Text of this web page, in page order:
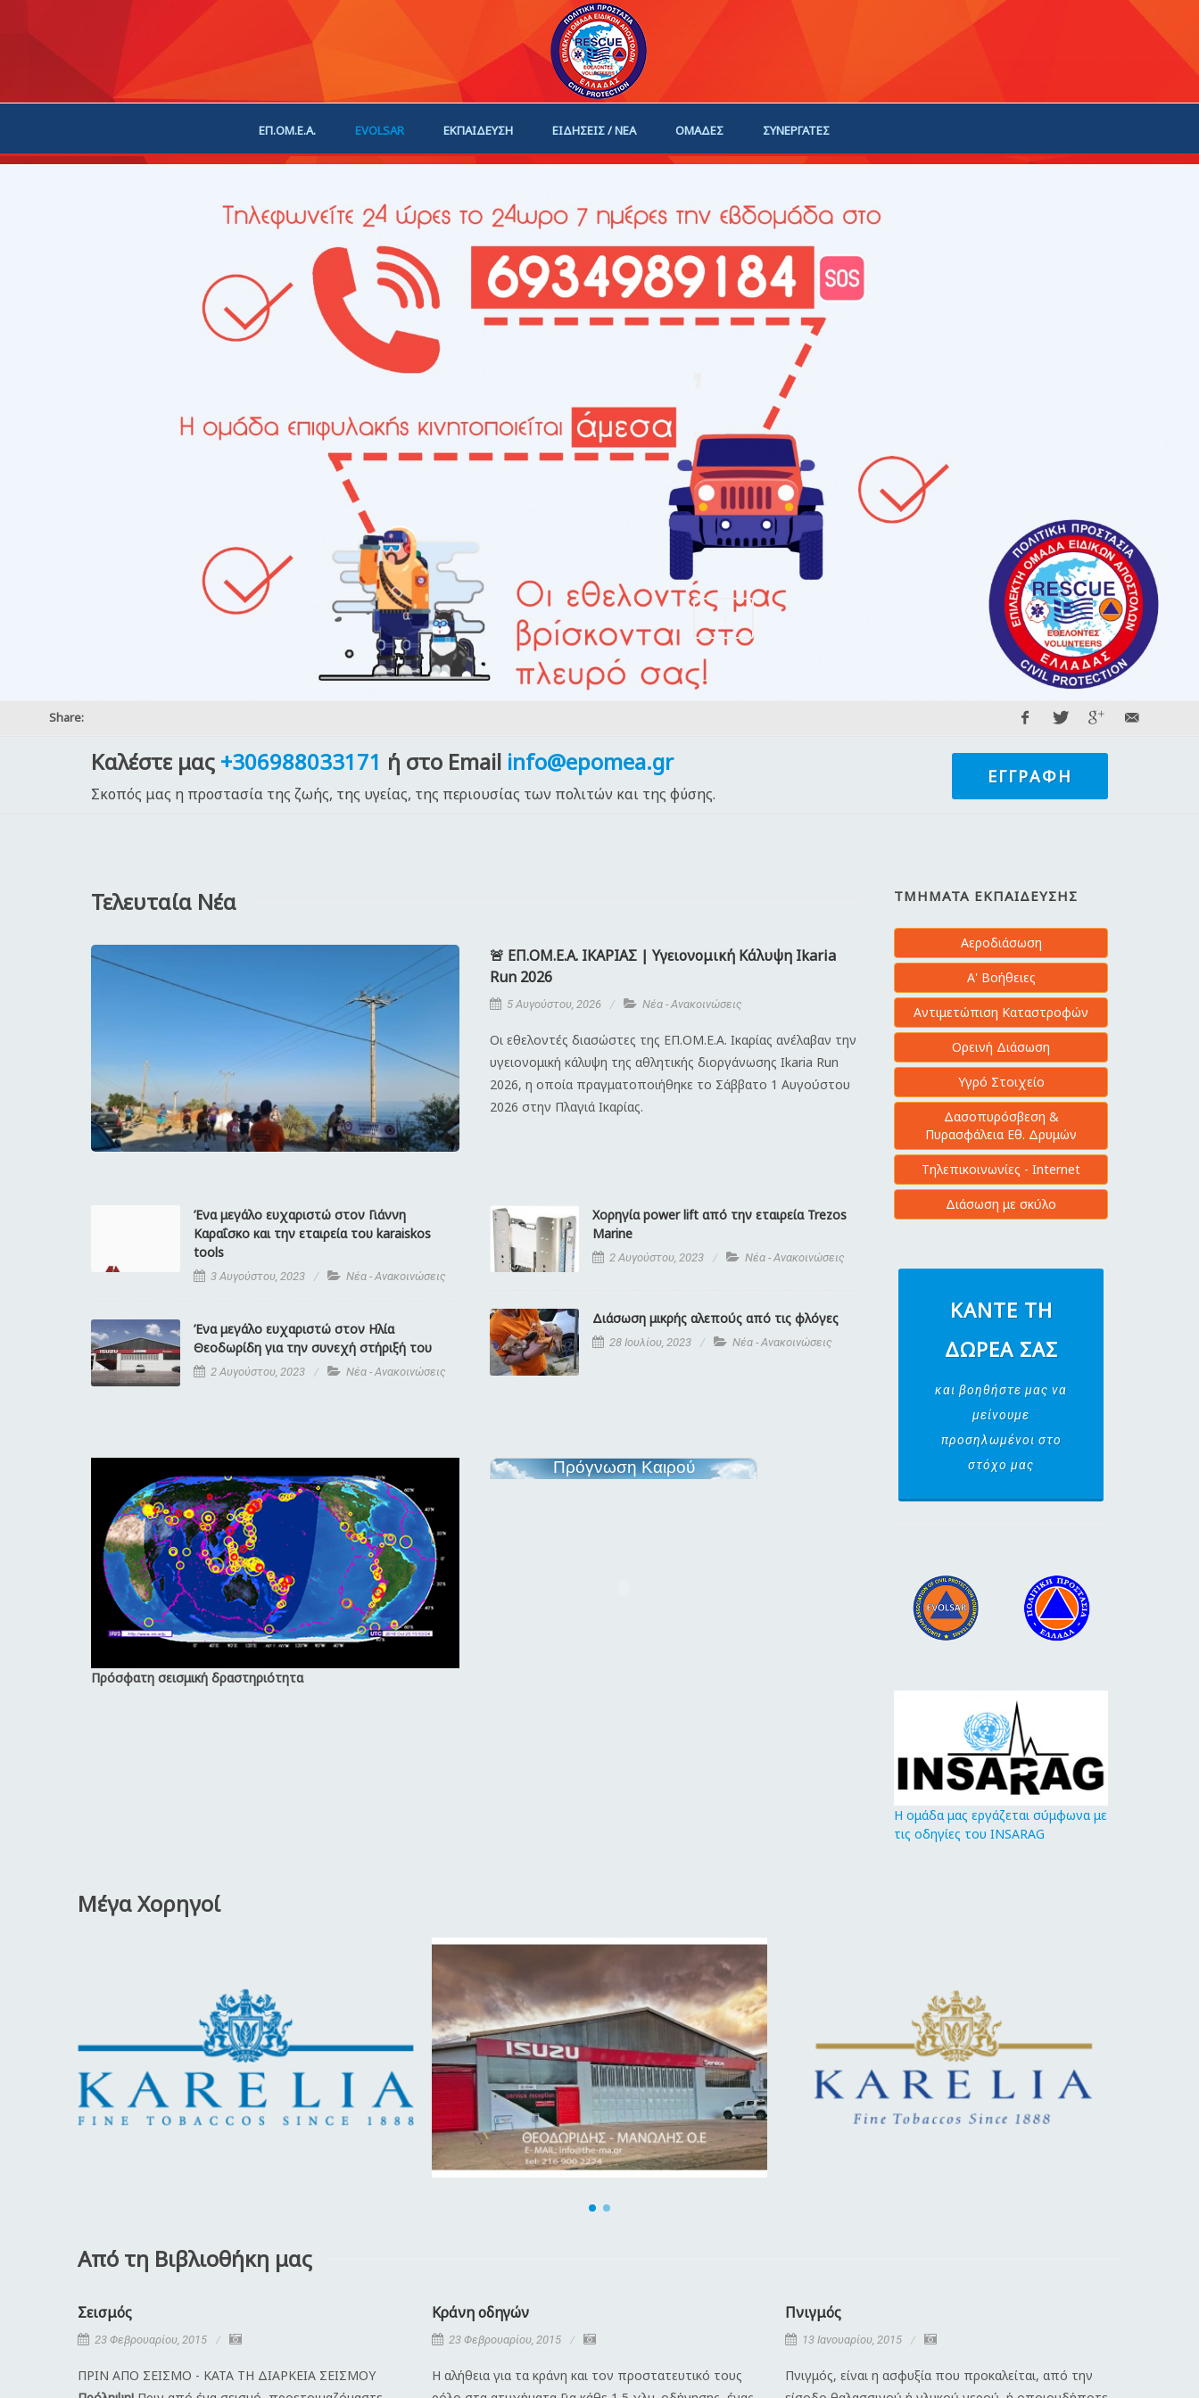
ΕΠ.ΟΜ.Ε.Α. EVOLSAR ΕΚΠΑΙΔΕΥΣΗ ΕΙΔΗΣΕΙΣ / ΝΕΑ ΟΜΑΔΕΣ ΣΥΝΕΡΓΑΤΕΣ
,
Share:
Καλέστε μας +306988033171 ή στο Email info@epomea.gr
Σκοπός μας η προστασία της ζωής, της υγείας, της περιουσίας των πολιτών και της φύσης.
ΕΓΓΡΑΦΉ
Τελευταία Νέα
🚨 ΕΠ.ΟΜ.Ε.Α. ΙΚΑΡΙΑΣ | Υγειονομική Κάλυψη Ikaria
Run 2026
5 Αυγούστου, 2026 Νέα - Ανακοινώσεις
Οι εθελοντές διασώστες της ΕΠ.ΟΜ.Ε.Α. Ικαρίας ανέλαβαν την
υγειονομική κάλυψη της αθλητικής διοργάνωσης Ikaria Run
2026, η οποία πραγματοποιήθηκε το Σάββατο 1 Αυγούστου
2026 στην Πλαγιά Ικαρίας.
Ένα μεγάλο ευχαριστώ στον Γιάννη
Καραΐσκο και την εταιρεία του karaiskos
tools
3 Αυγούστου, 2023 Νέα - Ανακοινώσεις
Ένα μεγάλο ευχαριστώ στον Ηλία
Θεοδωρίδη για την συνεχή στήριξή του
2 Αυγούστου, 2023 Νέα - Ανακοινώσεις
Χορηγία power lift από την εταιρεία Trezos
Marine
2 Αυγούστου, 2023 Νέα - Ανακοινώσεις
Διάσωση μικρής αλεπούς από τις φλόγες
28 Ιουλίου, 2023 Νέα - Ανακοινώσεις
Πρόσφατη σεισμική δραστηριότητα
ΤΜΉΜΑΤΑ ΕΚΠΑΊΔΕΥΣΗΣ
Αεροδιάσωση
Α' Βοήθειες
Αντιμετώπιση Καταστροφών
Ορεινή Διάσωση
Υγρό Στοιχείο
Δασοπυρόσβεση &
Πυρασφάλεια Εθ. Δρυμών
Τηλεπικοινωνίες - Internet
Διάσωση με σκύλο
ΚΆΝΤΕ ΤΗ
ΔΩΡΕΆ ΣΑΣ
και βοηθήστε μας να
μείνουμε
προσηλωμένοι στο
στόχο μας
Η ομάδα μας εργάζεται σύμφωνα με
τις οδηγίες του INSARAG
Μέγα Χορηγοί
Από τη Βιβλιοθήκη μας
Σεισμός
23 Φεβρουαρίου, 2015
ΠΡΙΝ ΑΠΟ ΣΕΙΣΜΟ - ΚΑΤΑ ΤΗ ΔΙΑΡΚΕΙΑ ΣΕΙΣΜΟΥ
Κράνη οδηγών
23 Φεβρουαρίου, 2015
Η αλήθεια για τα κράνη και τον προστατευτικό τους
Πνιγμός
13 Ιανουαρίου, 2015
Πνιγμός, είναι η ασφυξία που προκαλείται, από την